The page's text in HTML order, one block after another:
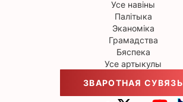
Усе навіны
Палітыка
Эканоміка
Грамадства
Бяспека
Усе артыкулы
ЗВАРОТНАЯ СУВЯЗЬ